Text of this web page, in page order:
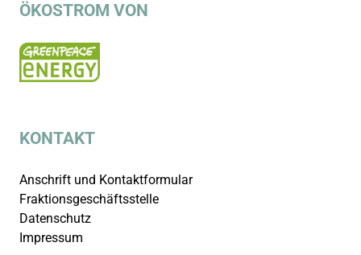
ÖKOSTROM VON
KONTAKT
Anschrift und Kontaktformular
Fraktionsgeschäftsstelle
Datenschutz
Impressum